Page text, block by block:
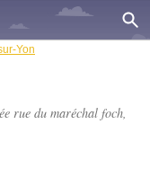
Yon
rue du maréchal foch,